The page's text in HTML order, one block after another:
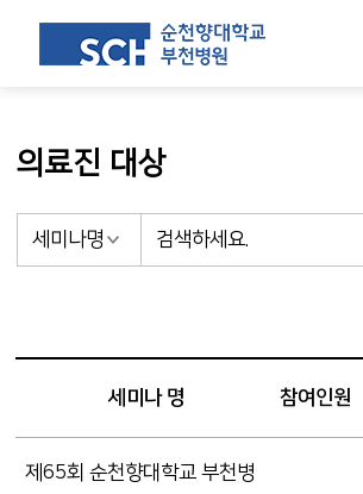
의료진 대상
세미나 명 참여인원
제65회 순천향대학교 부천병